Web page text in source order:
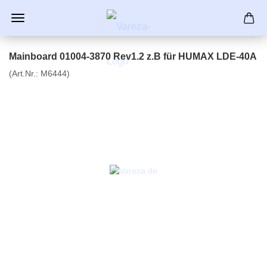
Mainboard 01004-3870 Rev1.2 z.B für HUMAX LDE-40A
(Art.Nr.: M6444)